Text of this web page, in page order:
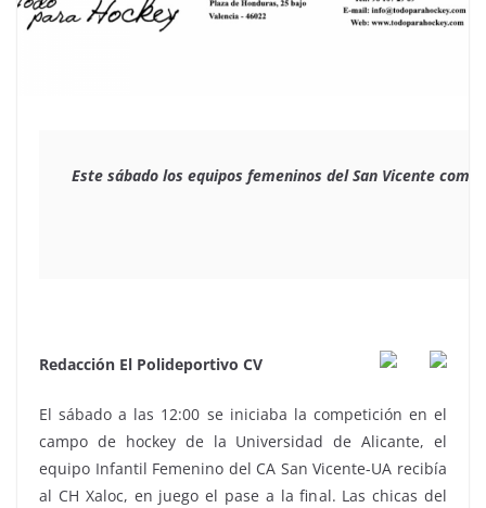
Este sábado los equipos femeninos del San Vicente
Redacción El Polideportivo CV
El sábado a las 12:00 se iniciaba la competición en el
campo de hockey de la Universidad de Alicante, el
equipo Infantil Femenino del CA San Vicente-UA recibía
al CH Xaloc, en juego el pase a la final. Las chicas del